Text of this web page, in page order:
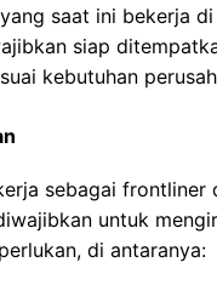
saat ini bekerja
siap
kebutuhan
sebagai frontliner
untuk
di antaranya: